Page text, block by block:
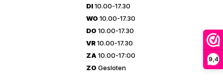
9,4
DI10.00-17.30
WO 10.00-17.30
DO 10.00-17.30
VR10.00-17.30
ZA 10.00-17:00
ZO Gesloten